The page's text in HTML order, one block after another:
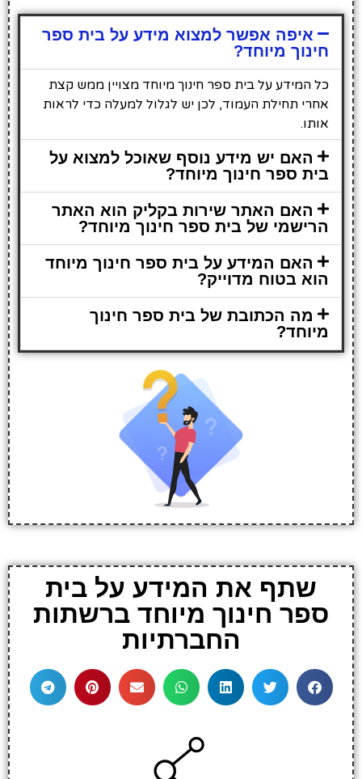
איפה אפשר למצוא מידע על בית ספר
חינוך מיוחד?
כל המידע על בית ספר חינוך מיוחד מצויין ממש קצת
אחרי תחילת העמוד, לכן יש לגלול למעלה כדי לראות
אותו.
האם יש מידע נוסף שאוכל למצוא על
בית ספר חינוך מיוחד?
האם האתר שירות בקליק הוא האתר
הרישמי של בית ספר חינוך מיוחד?
האם המידע על בית ספר חינוך מיוחד
הוא בטוח מדוייק?
מה הכתובת של בית ספר חינוך
מיוחד?
שתף את המידע על בית
ספר חינוך מיוחד ברשתות
החברתיות